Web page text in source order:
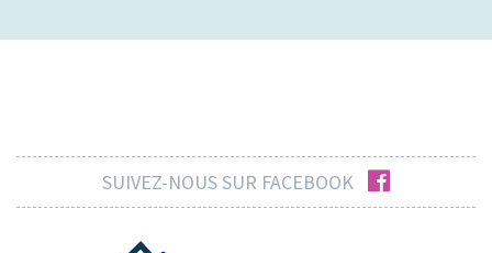
SUIVEZ-NOUS SUR FACEBOOK facebook